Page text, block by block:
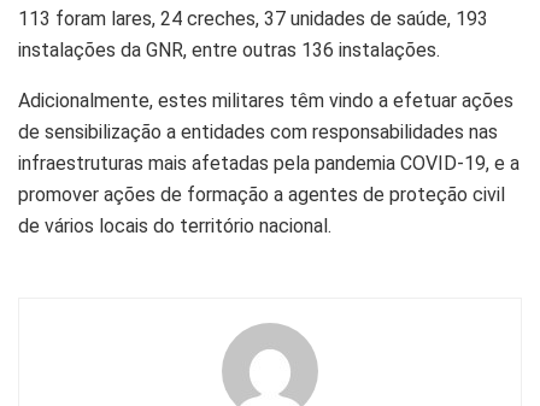
113 foram lares, 24 creches, 37 unidades de saúde, 193
instalações da GNR, entre outras 136 instalações.
Adicionalmente, estes militares têm vindo a efetuar ações
de sensibilização a entidades com responsabilidades nas
infraestruturas mais afetadas pela pandemia COVID-19, e a
promover ações de formação a agentes de proteção civil
de vários locais do território nacional.